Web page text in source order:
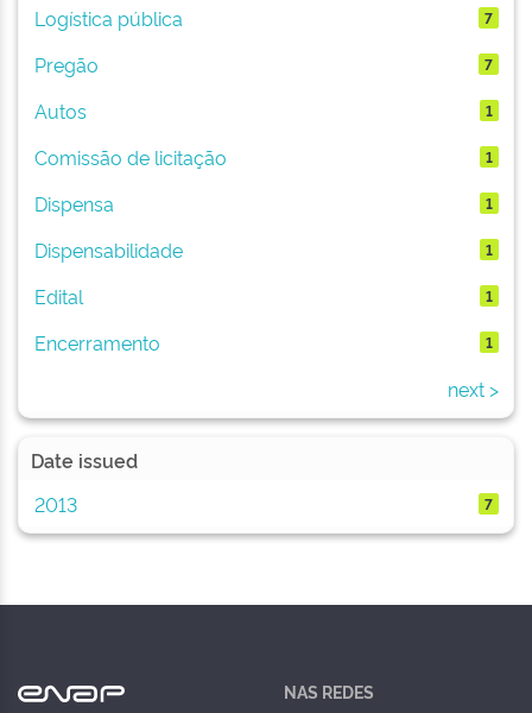
Logística pública 7
Pregão 7
Autos 1
Comissão de licitação 1
Dispensa 1
Dispensabilidade 1
Edital 1
Encerramento 1
next >
Date issued
2013
7
NAS REDES